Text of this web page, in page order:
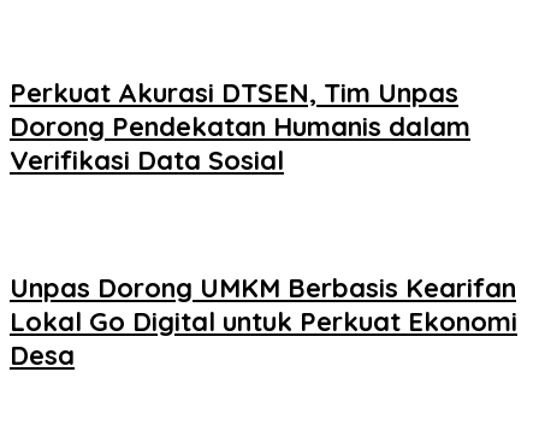
Perkuat Akurasi DTSEN, Tim Unpas
Dorong Pendekatan Humanis dalam
Verifikasi Data Sosial
Unpas Dorong UMKM Berbasis Kearifan
Lokal Go Digital untuk Perkuat Ekonomi
Desa